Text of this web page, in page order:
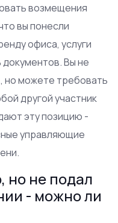
возмещения
вы понесли
офиса, услуги
документов. Вы не
но можете требовать
другой участник
эту позицию -
управляющие
но не подал
- можно ли